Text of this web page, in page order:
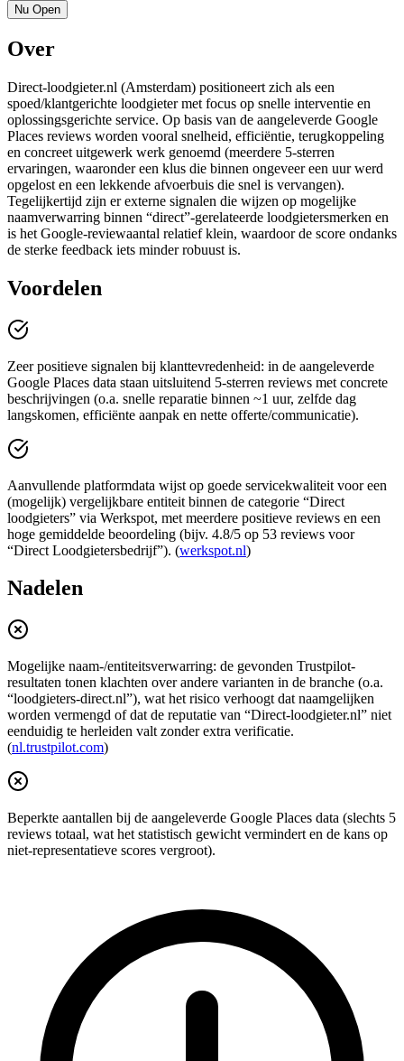
Nu Open
Over
Direct-loodgieter.nl (Amsterdam) positioneert zich als een
spoed/klantgerichte loodgieter met focus op snelle interventie en
oplossingsgerichte service. Op basis van de aangeleverde Google
Places reviews worden vooral snelheid, efficiëntie, terugkoppeling
en concreet uitgewerk werk genoemd (meerdere 5-sterren
ervaringen, waaronder een klus die binnen ongeveer een uur werd
opgelost en een lekkende afvoerbuis die snel is vervangen).
Tegelijkertijd zijn er externe signalen die wijzen op mogelijke
naamverwarring binnen “direct”-gerelateerde loodgietersmerken en
is het Google-reviewaantal relatief klein, waardoor de score ondanks
de sterke feedback iets minder robuust is.
Voordelen
Zeer positieve signalen bij klanttevredenheid: in de aangeleverde
Google Places data staan uitsluitend 5-sterren reviews met concrete
beschrijvingen (o.a. snelle reparatie binnen ~1 uur, zelfde dag
langskomen, efficiënte aanpak en nette offerte/communicatie).
Aanvullende platformdata wijst op goede servicekwaliteit voor een
(mogelijk) vergelijkbare entiteit binnen de categorie “Direct
loodgieters” via Werkspot, met meerdere positieve reviews en een
hoge gemiddelde beoordeling (bijv. 4.8/5 op 53 reviews voor
“Direct Loodgietersbedrijf”). (werkspot.nl)
Nadelen
Mogelijke naam-/entiteitsverwarring: de gevonden Trustpilot-
resultaten tonen klachten over andere varianten in de branche (o.a.
“loodgieters-direct.nl”), wat het risico verhoogt dat naamgelijken
worden vermengd of dat de reputatie van “Direct-loodgieter.nl” niet
eenduidig te herleiden valt zonder extra verificatie.
(nl.trustpilot.com)
Beperkte aantallen bij de aangeleverde Google Places data (slechts 5
reviews totaal, wat het statistisch gewicht vermindert en de kans op
niet-representatieve scores vergroot).